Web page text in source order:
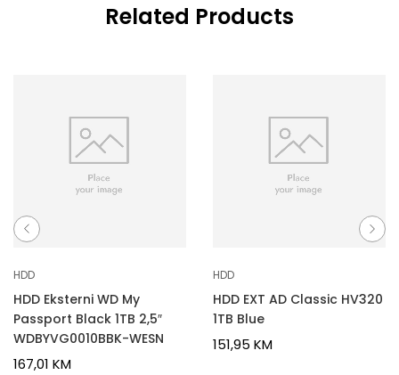
Related Products
HDD
HDD Eksterni WD My
Passport Black 1TB 2,5″
WDBYVG0010BBK-WESN
167,01 KM
HDD
HDD EXT AD Classic HV320
1TB Blue
151,95 KM